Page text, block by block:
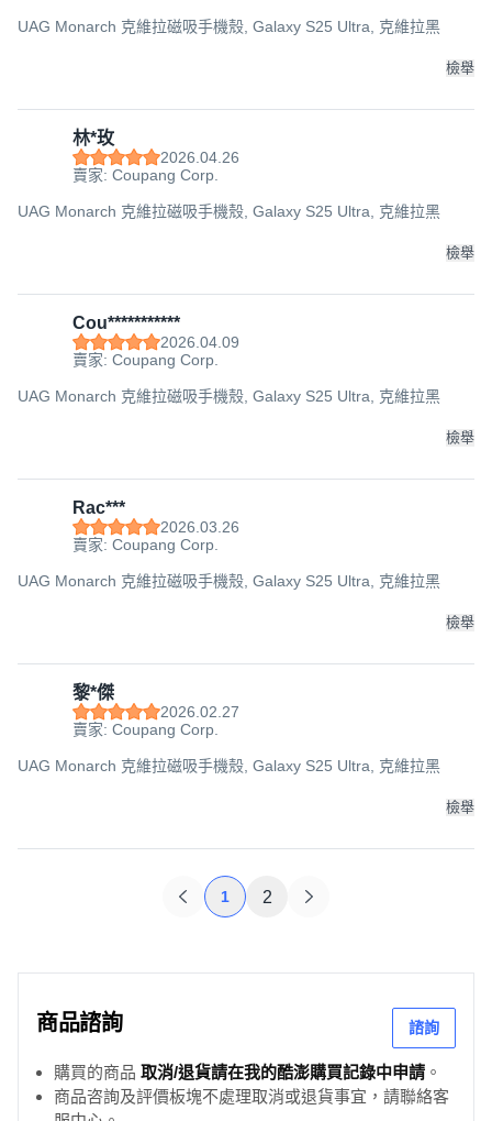
UAG Monarch 克維拉磁吸手機殼, Galaxy S25 Ultra, 克維拉黑
檢舉
林*玫
2026.04.26
賣家: Coupang Corp.
UAG Monarch 克維拉磁吸手機殼, Galaxy S25 Ultra, 克維拉黑
檢舉
Cou***********
2026.04.09
賣家: Coupang Corp.
UAG Monarch 克維拉磁吸手機殼, Galaxy S25 Ultra, 克維拉黑
檢舉
Rac***
2026.03.26
賣家: Coupang Corp.
UAG Monarch 克維拉磁吸手機殼, Galaxy S25 Ultra, 克維拉黑
檢舉
黎*傑
2026.02.27
賣家: Coupang Corp.
UAG Monarch 克維拉磁吸手機殼, Galaxy S25 Ultra, 克維拉黑
檢舉
1 2
商品諮詢 諮詢
購買的商品 取消/退貨請在我的酷澎購買記錄中申請 。
商品咨詢及評價板塊不處理取消或退貨事宜，請聯絡客